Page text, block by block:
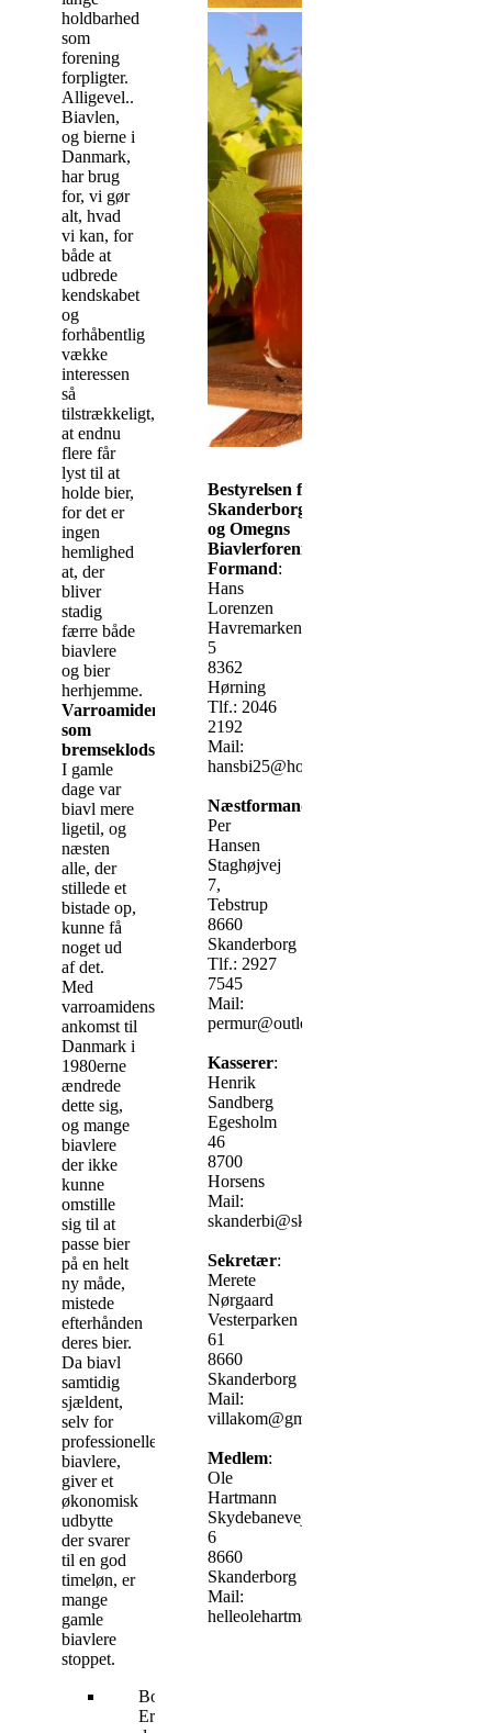
holdbarhed
som
forening
forpligter.
Alligevel..
Biavlen,
og bierne i
Danmark,
har brug
for, vi gør
alt, hvad
vi kan, for
både at
udbrede
kendskabet
og
forhåbentlig
vække
interessen
så
tilstrækkeligt,
at endnu
flere får
lyst til at
holde bier,
for det er
ingen
hemlighed
at, der
bliver
stadig
færre både
biavlere
og bier
herhjemme.
Varroamiden
som
bremseklods
I gamle
dage var
biavl mere
ligetil, og
næsten
alle, der
stillede et
bistade op,
kunne få
noget ud
af det.
Med
varroamidens
ankomst til
Danmark i
1980erne
ændrede
dette sig,
og mange
biavlere
der ikke
kunne
omstille
sig til at
passe bier
på en helt
ny måde,
mistede
efterhånden
deres bier.
Da biavl
samtidig
sjældent,
selv for
professionelle
biavlere,
giver et
økonomisk
udbytte
der svarer
til en god
timeløn, er
mange
gamle
biavlere
stoppet.
Bonusinfo:
Er
Bestyrelsen for
Skanderborg
og Omegns
Biavlerforening
Formand:
Hans
Lorenzen
Havremarken
5
8362
Hørning
Tlf.: 2046
2192
Mail:
hansbi25@hotmail.com
Næstformand
Per
Hansen
Staghøjvej
7,
Tebstrup
8660
Skanderborg
Tlf.: 2927
7545
Mail:
permur@outlook.dk
Kasserer:
Henrik
Sandberg
Egesholm
46
8700
Horsens
Mail:
skanderbi@skanderbi.dk
Sekretær:
Merete
Nørgaard
Vesterparken
61
8660
Skanderborg
Mail:
villakom@gmail.com
Medlem:
Ole
Hartmann
Skydebanevej
6
8660
Skanderborg
Mail:
helleolehartmann@gmail.com